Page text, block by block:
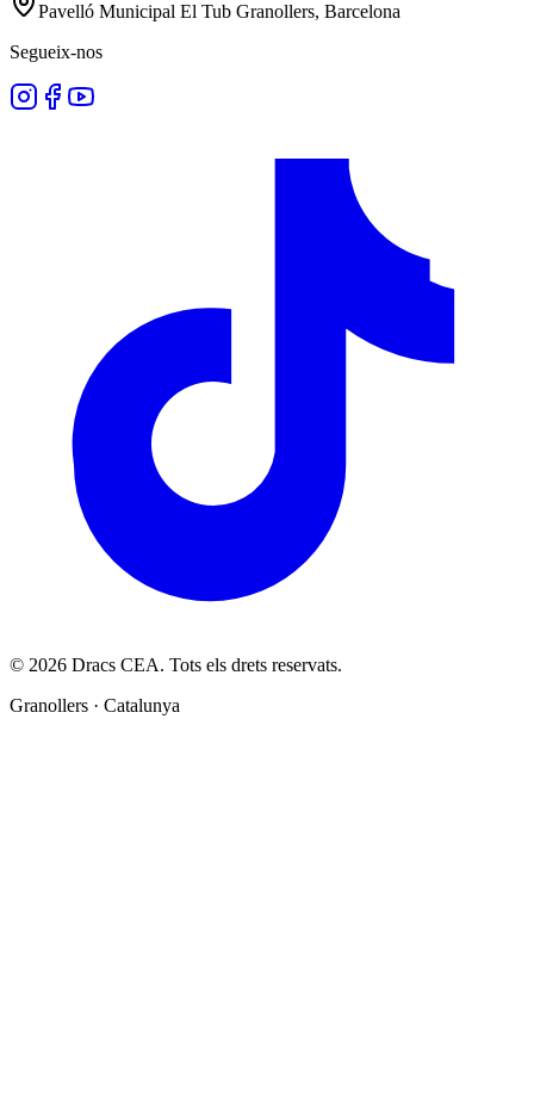
Pavelló Municipal El Tub Granollers, Barcelona
Segueix-nos
© 2026 Dracs CEA. Tots els drets reservats.
Granollers · Catalunya